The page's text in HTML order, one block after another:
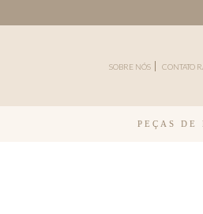
SOBRE NÓS CONTATO
PEÇAS DE